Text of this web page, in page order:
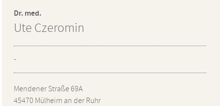
Dr. med.
Ute Czeromin
-
Mendener Straße 69A
45470 Mülheim an der Ruhr